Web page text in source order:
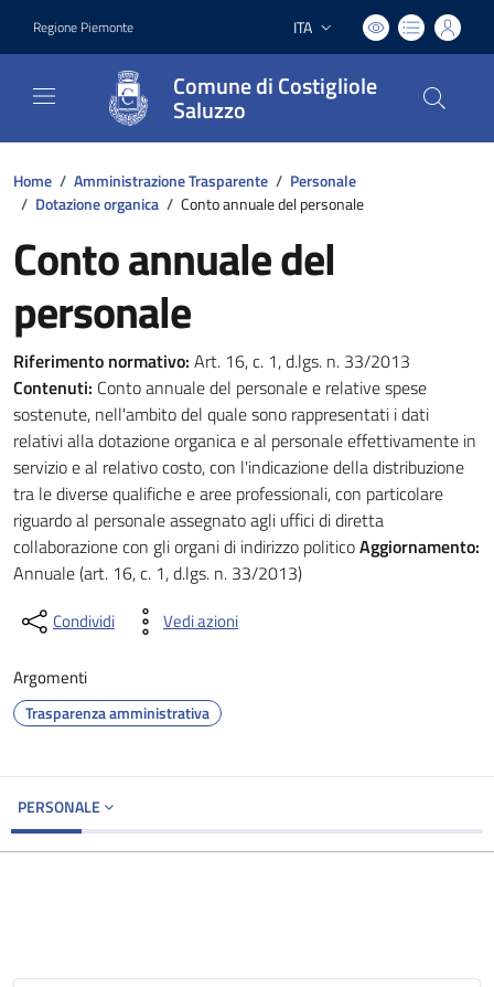
Regione Piemonte Lingua attiva:
ITA
Comune di Costigliole
Saluzzo
Home / Amministrazione Trasparente / Personale
/ Dotazione organica / Conto annuale del personale
Conto annuale del
personale
Riferimento normativo: Art. 16, c. 1, d.lgs. n. 33/2013
Contenuti: Conto annuale del personale e relative spese
sostenute, nell'ambito del quale sono rappresentati i dati
relativi alla dotazione organica e al personale effettivamente in
servizio e al relativo costo, con l'indicazione della distribuzione
tra le diverse qualifiche e aree professionali, con particolare
riguardo al personale assegnato agli uffici di diretta
collaborazione con gli organi di indirizzo politicoAggiornamento:
Annuale (art. 16, c. 1, d.lgs. n. 33/2013)
Condividi Vedi azioni
Argomenti
Trasparenza amministrativa
PERSONALE